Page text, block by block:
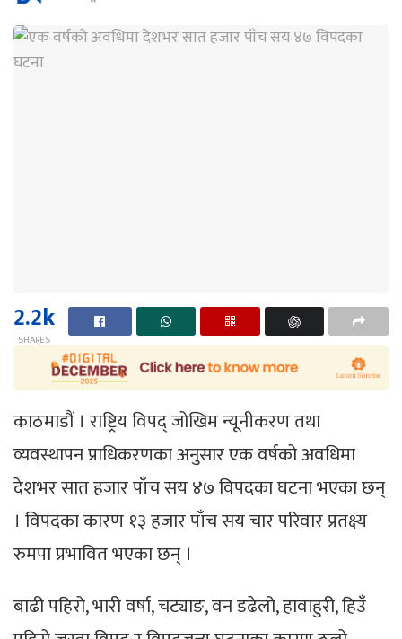
2.2k
SHARES
काठमाडौं । राष्ट्रिय विपद् जोखिम न्यूनीकरण तथा
व्यवस्थापन प्राधिकरणका अनुसार एक वर्षको अवधिमा
देशभर सात हजार पाँच सय ४७ विपदका घटना भएका छन्
। विपदका कारण १३ हजार पाँच सय चार परिवार प्रतक्ष्य
रुमपा प्रभावित भएका छन् ।
बाढी पहिरो, भारी वर्षा, चट्याङ, वन डढेलो, हावाहुरी, हिउँ